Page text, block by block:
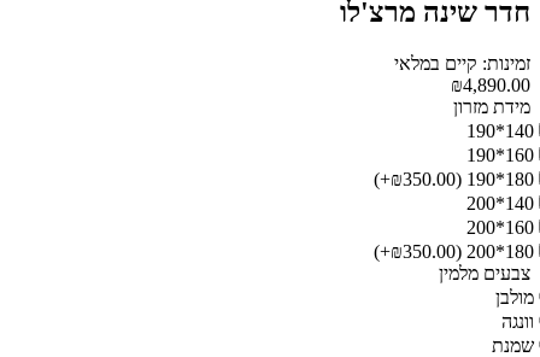
חדר שינה מרצ'לו
זמינות: קיים במלאי
₪4,890.00
מידת מזרון
140*190
160*190
180*190
(₪350.00+)
140*200
160*200
180*200
(₪350.00+)
צבעים מלמין
מולבן
וונגה
שמנת